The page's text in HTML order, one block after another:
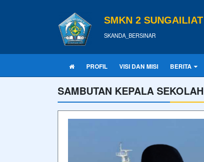
SMKN 2 SUNGAILIAT
SKANDA_BERSINAR
PROFIL VISI DAN MISI BERITA
SAMBUTAN KEPALA SEKOLAH